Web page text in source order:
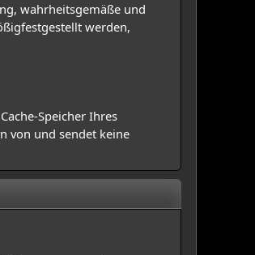
wahrheitsgemäße und
werden,
Speicher Ihres
von und sendet keine